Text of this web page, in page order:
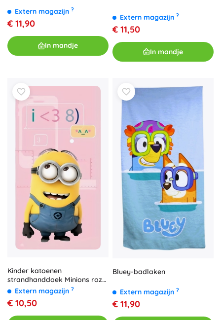
Extern magazijn ?
€ 11,90
In mandje
Extern magazijn ?
€ 11,50
In mandje
Kinder katoenen
strandhanddoek Minions roze
70 × 140 cm
Extern magazijn ?
€ 10,50
Bluey-badlaken
Extern magazijn ?
€ 11,90